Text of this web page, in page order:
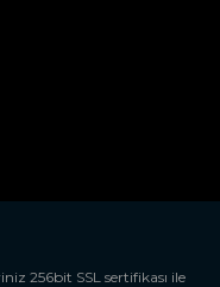
256bit SSL sertifikası ile